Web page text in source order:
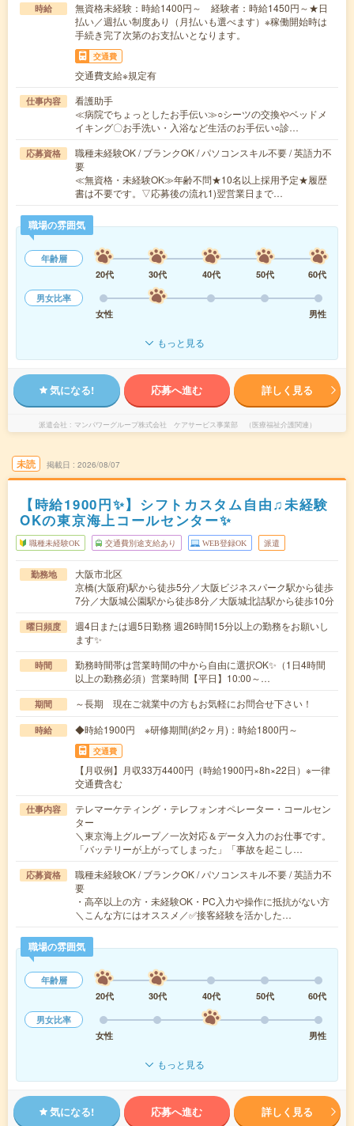
時給
無資格未経験：時給1400円～ 経験者：時給1450円～★日
払い／週払い制度あり（月払いも選べます）※稼働開始時は
手続き完了次第のお支払いとなります。
交通費
交通費支給※規定有
仕事内容
看護助手
≪病院でちょっとしたお手伝い≫○シーツの交換やベッドメ
イキング〇お手洗い・入浴など生活のお手伝い○診…
応募資格
職種未経験OK / ブランクOK / パソコンスキル不要 / 英語力不
要
≪無資格・未経験OK≫年齢不問★10名以上採用予定★履歴
書は不要です。▽応募後の流れ1)翌営業日まで…
職場の雰囲気
年齢層
20代
30代 40代 50代
60代
男女比率
女性
男性
もっと見る
気になる! 応募へ進む 詳しく見る
派遣会社 マンパワーグループ株式会社 ケアサービス事業部 （医療福祉介護関連）
未読 掲載日 2026/08/07
【時給1900円✨】シフトカスタム自由♫未経験
OKの東京海上コールセンター✨
職種未経験OK 交通費別途支給あり WEB登録OK 派遣
勤務地
大阪市北区
京橋(大阪府)駅から徒歩5分／大阪ビジネスパーク駅から徒歩
7分／大阪城公園駅から徒歩8分／大阪城北詰駅から徒歩10分
曜日頻度
週4日または週5日勤務 週26時間15分以上の勤務をお願いし
ます✨
時間
勤務時間帯は営業時間の中から自由に選択OK✨（1日4時間
以上の勤務必須）営業時間【平日】10:00～…
期間 ～長期 現在ご就業中の方もお気軽にお問合せ下さい！
時給 ◆時給1900円 ※研修期間(約2ヶ月)：時給1800円～
交通費
【月収例】月収33万4400円（時給1900円×8h×22日）※一律
交通費含む
仕事内容
テレマーケティング・テレフォンオペレーター・コールセン
ター
＼東京海上グループ／一次対応＆データ入力のお仕事です。
「バッテリーが上がってしまった」「事故を起こし…
応募資格
職種未経験OK / ブランクOK / パソコンスキル不要 / 英語力不
要
・高卒以上の方・未経験OK・PC入力や操作に抵抗がない方
＼こんな方にはオススメ／✅接客経験を活かした…
職場の雰囲気
年齢層
20代
30代 40代 50代
60代
男女比率
女性
男性
もっと見る
気になる! 応募へ進む 詳しく見る